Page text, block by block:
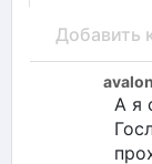
Добавить
avalon
А я